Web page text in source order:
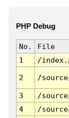
PHP Debug
No. File
1
/
2 /
3 /
4
/